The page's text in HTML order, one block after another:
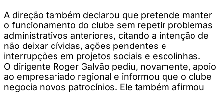
A direção também declarou que pretende manter
o funcionamento do clube sem repetir problemas
administrativos anteriores, citando a intenção de
não deixar dívidas, ações pendentes e
interrupções em projetos sociais e escolinhas.
O dirigente Roger Galvão pediu, novamente, apoio
ao empresariado regional e informou que o clube
negocia novos patrocínios. Ele também afirmou